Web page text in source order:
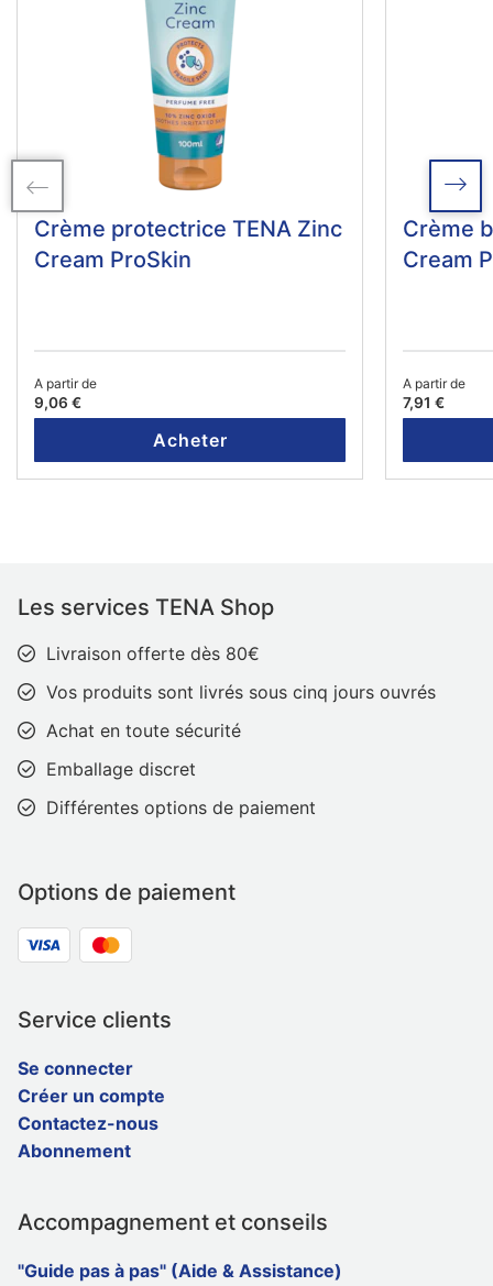
Crème protectrice TENA Zinc
Cream ProSkin
A partir de
9,06 €
Acheter
Crème
Cream
A partir de
7,91 €
Les services TENA Shop
Livraison offerte dès 80€
Vos produits sont livrés sous cinq jours ouvrés
Achat en toute sécurité
Emballage discret
Différentes options de paiement
Options de paiement
Service clients
Se connecter
Créer un compte
Contactez-nous
Abonnement
Accompagnement et conseils
"Guide pas à pas" (Aide & Assistance)